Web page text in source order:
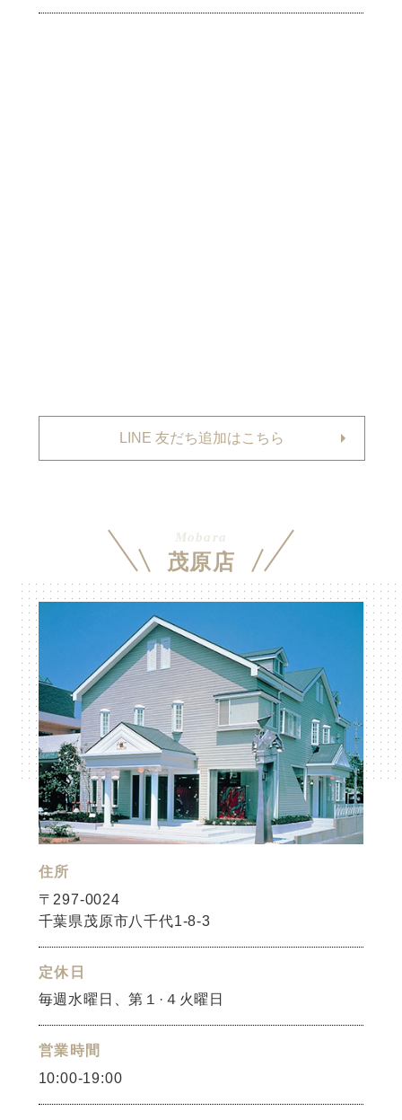
LINE 友だち追加はこちら
Mobara
茂原店
住所
〒297-0024
千葉県茂原市八千代1-8-3
定休日
毎週水曜日、第１·４火曜日
営業時間
10:00-19:00